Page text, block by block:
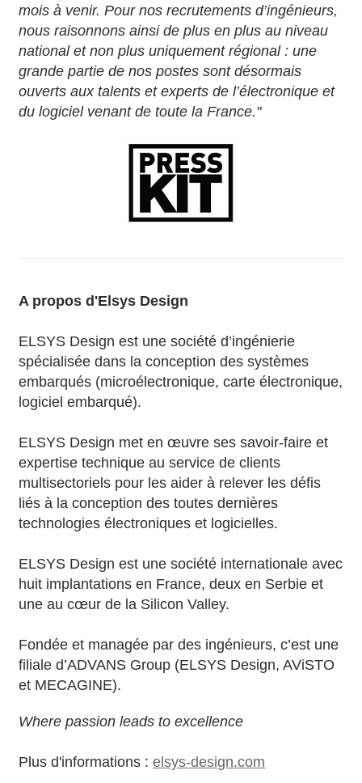
mois à venir. Pour nos recrutements d’ingénieurs,
nous raisonnons ainsi de plus en plus au niveau
national et non plus uniquement régional : une
grande partie de nos postes sont désormais
ouverts aux talents et experts de l’électronique et
du logiciel venant de toute la France."
A propos d'Elsys Design
ELSYS Design est une société d’ingénierie
spécialisée dans la conception des systèmes
embarqués (microélectronique, carte électronique,
logiciel embarqué).
ELSYS Design met en œuvre ses savoir-faire et
expertise technique au service de clients
multisectoriels pour les aider à relever les défis
liés à la conception des toutes dernières
technologies électroniques et logicielles.
ELSYS Design est une société internationale avec
huit implantations en France, deux en Serbie et
une au cœur de la Silicon Valley.
Fondée et managée par des ingénieurs, c’est une
filiale d’ADVANS Group (ELSYS Design, AViSTO
et MECAGINE).
Where passion leads to excellence
Plus d'informations :elsys-design.com